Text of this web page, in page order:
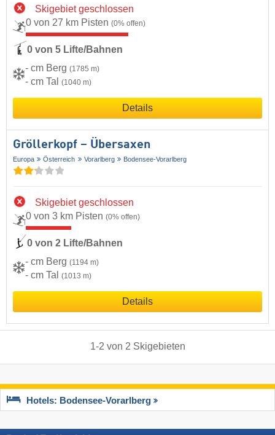
Skigebiet geschlossen
0 von 27 km Pisten (0% offen)
0 von 5 Lifte/Bahnen
- cm Berg (1785 m)
- cm Tal (1040 m)
Details
Gröllerkopf – Übersaxen
Europa Österreich Vorarlberg Bodensee-Vorarlberg
Skigebiet geschlossen
0 von 3 km Pisten (0% offen)
0 von 2 Lifte/Bahnen
- cm Berg (1194 m)
- cm Tal (1013 m)
Details
1-2 von 2 Skigebieten
Hotels: Bodensee-Vorarlberg